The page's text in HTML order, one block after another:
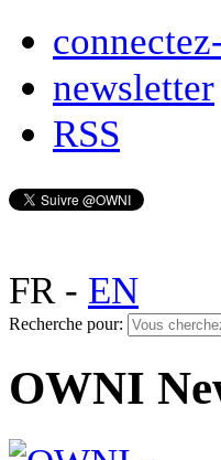
newsletter
RSS
FR- EN
Recherche pour:
OWNI